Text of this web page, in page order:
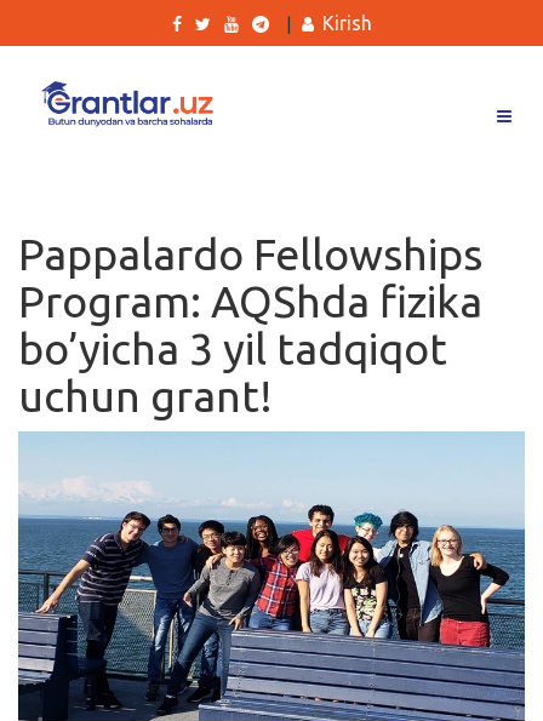
Ishlar
Kurslar
Blog
Yana
Qidirish
Kirish
Kirish
Pappalardo Fellowships
Program: AQShda fizika
bo’yicha 3 yil tadqiqot
uchun grant!